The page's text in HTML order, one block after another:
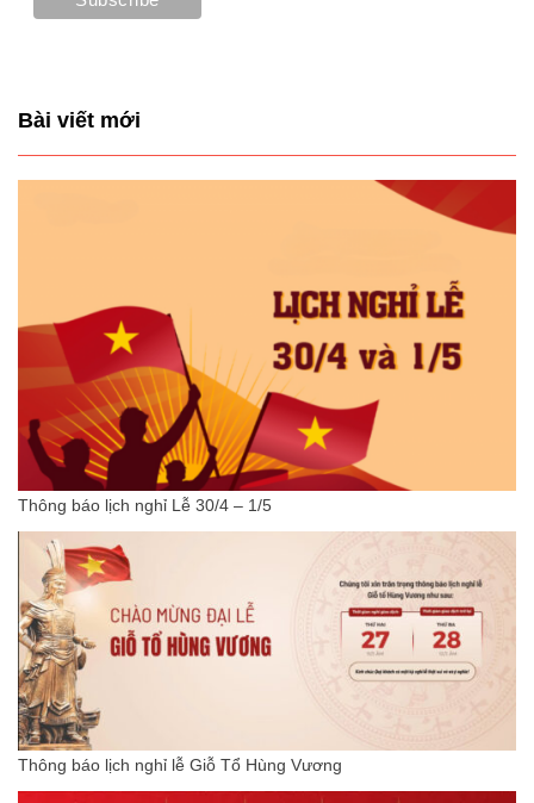
Bài viết mới
Thông báo lịch nghỉ Lễ 30/4 – 1/5
Thông báo lịch nghỉ lễ Giỗ Tổ Hùng Vương